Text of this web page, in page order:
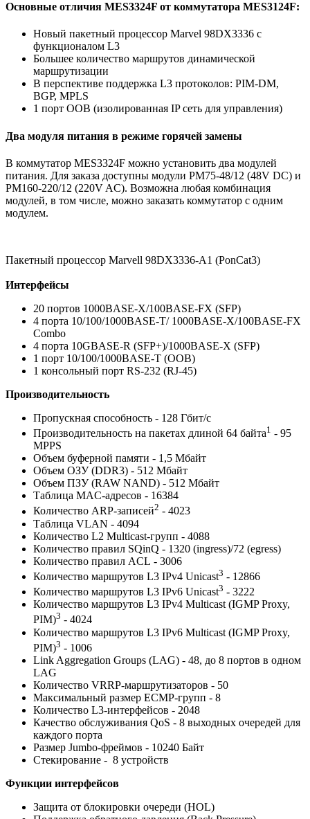
Основные отличия MES3324F от коммутатора MES3124F:
Новый пакетный процессор Marvel 98DX3336 с
функционалом L3
Большее количество маршрутов динамической
маршрутизации
В перспективе поддержка L3 протоколов: PIM-DM,
BGP, MPLS
1 порт OOB (изолированная IP сеть для управления)
Два модуля питания в режиме горячей замены
В коммутатор MES3324F можно установить два модулей
питания. Для заказа доступны модули PM75-48/12 (48V DC) и
PM160-220/12 (220V AC). Возможна любая комбинация
модулей, в том числе, можно заказать коммутатор с одним
модулем.
Пакетный процессор Marvell 98DX3336-A1 (PonCat3)
Интерфейсы
20 портов 1000BASE-X/100BASE-FX (SFP)
4 порта 10/100/1000BASE-T/ 1000BASE-X/100BASE-FX
Combo
4 порта 10GBASE-R (SFP+)/1000BASE-X (SFP)
1 порт 10/100/1000BASE-T (OOB)
1 консольный порт RS-232 (RJ-45)
Производительность
Пропускная способность - 128 Гбит/с
Производительность на пакетах длиной 64 байта1 - 95
MPPS
Объем буферной памяти - 1,5 Мбайт
Объем ОЗУ (DDR3) - 512 Мбайт
Объем ПЗУ (RAW NAND) - 512 Мбайт
Таблица MAC-адресов - 16384
Количество ARP-записей2 - 4023
Таблица VLAN - 4094
Количество L2 Multicast-групп - 4088
Количество правил SQinQ - 1320 (ingress)/72 (egress)
Количество правил ACL - 3006
Количество маршрутов L3 IPv4 Unicast3 - 12866
Количество маршрутов L3 IPv6 Unicast3 - 3222
Количество маршрутов L3 IPv4 Multicast (IGMP Proxy,
PIM)3 - 4024
Количество маршрутов L3 IPv6 Multicast (IGMP Proxy,
PIM)3 - 1006
Link Aggregation Groups (LAG) - 48, до 8 портов в одном
LAG
Количество VRRP-маршрутизаторов - 50
Максимальный размер ECMP-групп - 8
Количество L3-интерфейсов - 2048
Качество обслуживания QoS - 8 выходных очередей для
каждого порта
Размер Jumbo-фреймов - 10240 Байт
Стекирование - 8 устройств
Функции интерфейсов
Защита от блокировки очереди (HOL)